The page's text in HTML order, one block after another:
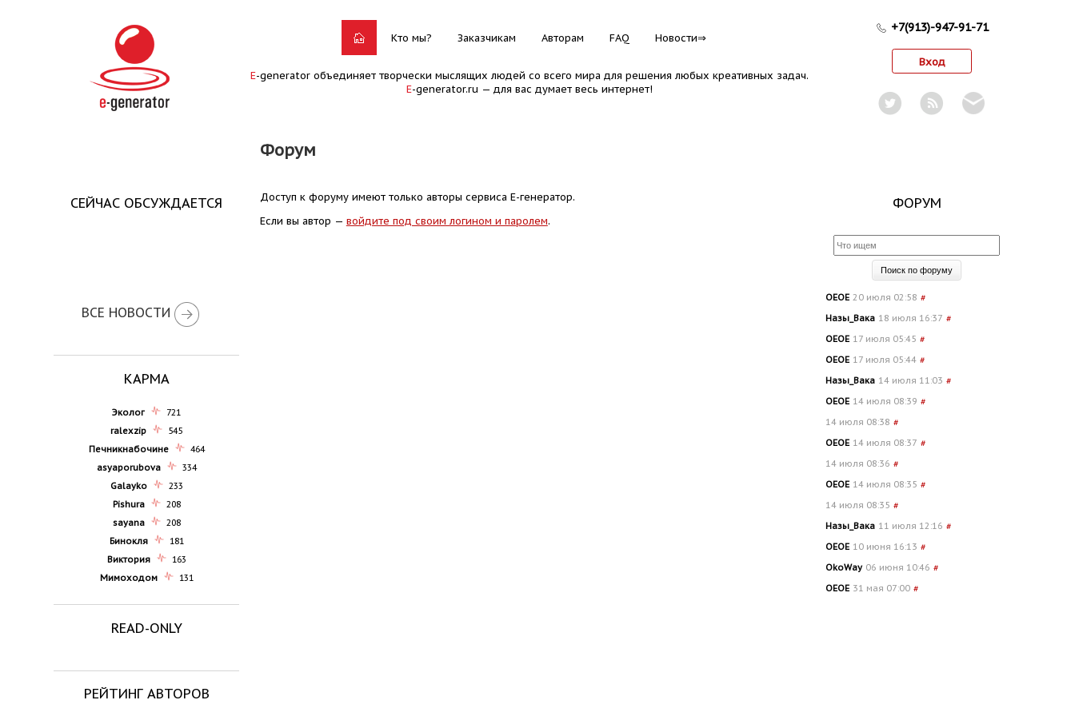
Кто мы? Заказчикам Авторам FAQ Новости
E-generator объединяет творчески мыслящих людей со всего мира для решения любых креативных задач.
E-generator.ru — для вас думает весь интернет!
+7(913)-947-91-71
Вход
Форум
СЕЙЧАС ОБСУЖДАЕТСЯ
ВСЕ НОВОСТИ
КАРМА
Эколог
721
ralexzip
545
Печникнабочине
464
asyaporubova
334
Galayko
233
Pishura
208
sayana
208
Бинокля
181
Виктория
163
Мимоходом
131
READ-ONLY
РЕЙТИНГ АВТОРОВ
Доступ к форуму имеют только авторы сервиса Е-генератор.
Если вы автор — войдите под своим логином и паролем.
ФОРУМ
OEOE 20 июля 02:58 #
Назы_Вака 18 июля 16:37 #
OEOE 17 июля 05:45 #
OEOE 17 июля 05:44 #
Назы_Вака 14 июля 11:03 #
OEOE 14 июля 08:39 #
14 июля 08:38 #
OEOE 14 июля 08:37 #
14 июля 08:36 #
OEOE 14 июля 08:35 #
14 июля 08:35 #
Назы_Вака 11 июля 12:16 #
OEOE 10 июня 16:13 #
OkoWay 06 июня 10:46 #
OEOE 31 мая 07:00 #